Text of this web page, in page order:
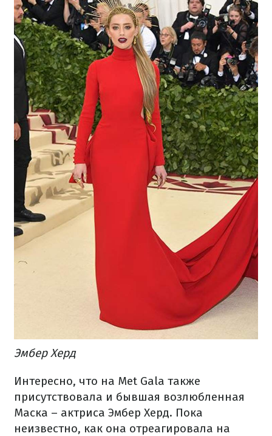
Эмбер Херд
Интересно, что на Met Gala также
присутствовала и бывшая возлюбленная
Маска – актриса Эмбер Херд. Пока
неизвестно, как она отреагировала на